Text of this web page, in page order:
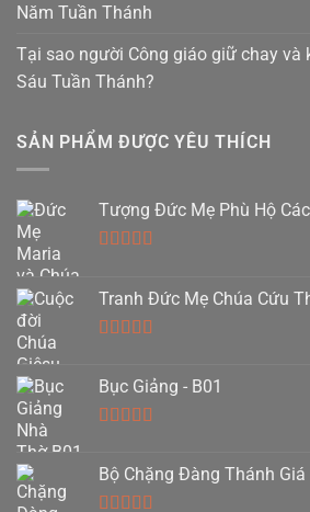
Năm Tuần Thánh
Tại sao người Công giáo giữ chay và
Sáu Tuần Thánh?
SẢN PHẨM ĐƯỢC YÊU THÍCH
Tượng Đức Mẹ Phù Hộ
sao
Tranh Đức Mẹ Chúa Cứu
sao
Bục Giảng - B01
sao
Bộ Chặng Đàng Thánh